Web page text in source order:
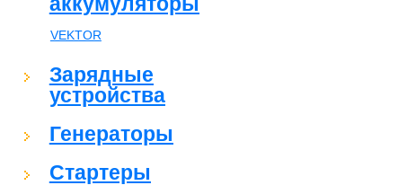
VEKTOR
Зарядные
устройства
Генераторы
Стартеры